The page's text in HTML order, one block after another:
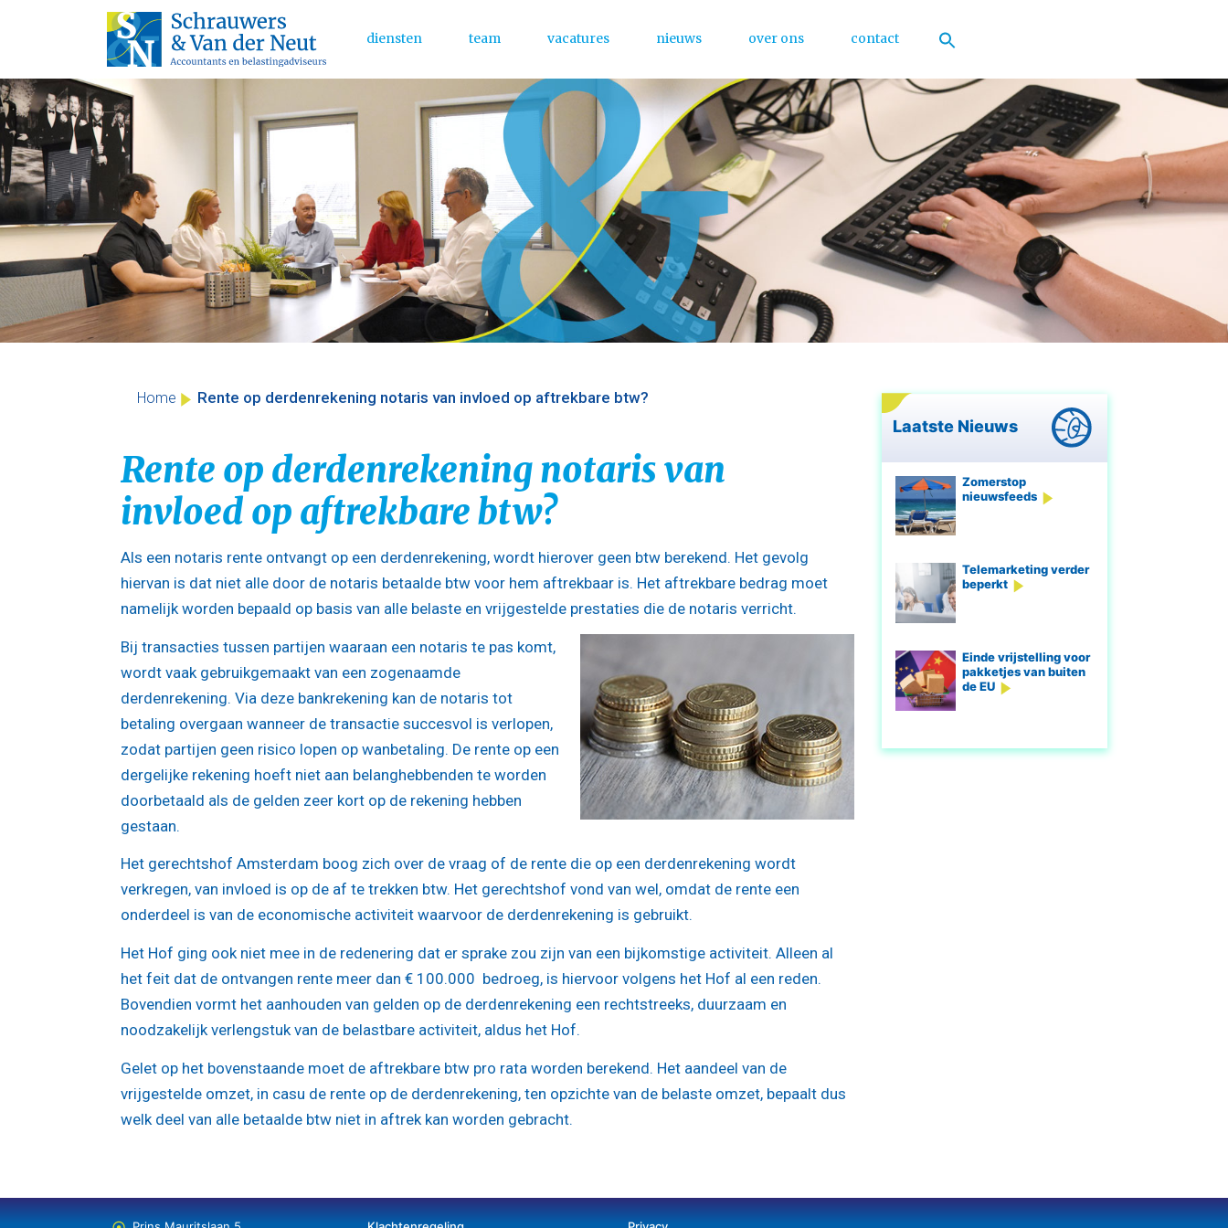
Skip
to
content
Main Menu
diensten team vacatures nieuws over ons contact
Home Rente op derdenrekening notaris van invloed op aftrekbare btw?
Rente op derdenrekening notaris van
invloed op aftrekbare btw?
Als een notaris rente ontvangt op een derdenrekening, wordt hierover geen btw berekend. Het gevolg
hiervan is dat niet alle door de notaris betaalde btw voor hem aftrekbaar is. Het aftrekbare bedrag moet
namelijk worden bepaald op basis van alle belaste en vrijgestelde prestaties die de notaris verricht.
Bij transacties tussen partijen waaraan een notaris te pas komt,
wordt vaak gebruikgemaakt van een zogenaamde
derdenrekening. Via deze bankrekening kan de notaris tot
betaling overgaan wanneer de transactie succesvol is verlopen,
zodat partijen geen risico lopen op wanbetaling. De rente op een
dergelijke rekening hoeft niet aan belanghebbenden te worden
doorbetaald als de gelden zeer kort op de rekening hebben
gestaan.
Het gerechtshof Amsterdam boog zich over de vraag of de rente die op een derdenrekening wordt
verkregen, van invloed is op de af te trekken btw. Het gerechtshof vond van wel, omdat de rente een
onderdeel is van de economische activiteit waarvoor de derdenrekening is gebruikt.
Het Hof ging ook niet mee in de redenering dat er sprake zou zijn van een bijkomstige activiteit. Alleen al
het feit dat de ontvangen rente meer dan € 100.000 bedroeg, is hiervoor volgens het Hof al een reden.
Bovendien vormt het aanhouden van gelden op de derdenrekening een rechtstreeks, duurzaam en
noodzakelijk verlengstuk van de belastbare activiteit, aldus het Hof.
Gelet op het bovenstaande moet de aftrekbare btw pro rata worden berekend. Het aandeel van de
vrijgestelde omzet, in casu de rente op de derdenrekening, ten opzichte van de belaste omzet, bepaalt dus
welk deel van alle betaalde btw niet in aftrek kan worden gebracht.
Laatste Nieuws
Zomerstop
nieuwsfeeds
Telemarketing verder
beperkt
Einde vrijstelling voor
pakketjes van buiten
de EU